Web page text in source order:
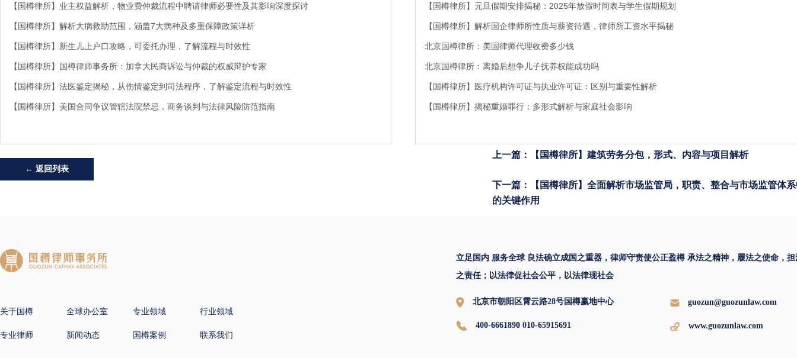
【国樽律所】业主权益解析，物业费仲裁流程中聘请律师必要性及其影响深度探讨
【国樽律所】解析大病救助范围，涵盖7大病种及多重保障政策详析
【国樽律所】新生儿上户口攻略，可委托办理，了解流程与时效性
【国樽律所】国樽律师事务所：加拿大民商诉讼与仲裁的权威辩护专家
【国樽律所】法医鉴定揭秘，从伤情鉴定到司法程序，了解鉴定流程与时效性
【国樽律所】美国合同争议管辖法院禁忌，商务谈判与法律风险防范指南
【国樽律所】元旦假期安排揭秘：2025年放假时间表与学生假期规划
【国樽律所】解析国企律师所性质与薪资待遇，律师所工资水平揭秘
北京国樽律所：美国律师代理收费多少钱
北京国樽律所：离婚后想争儿子抚养权能成功吗
【国樽律所】医疗机构许可证与执业许可证：区别与重要性解析
【国樽律所】揭秘重婚罪行：多形式解析与家庭社会影响
← 返回列表
上一篇：【国樽律所】建筑劳务分包，形式、内容与项目解析
下一篇：【国樽律所】全面解析市场监管局，职责、整合与市场监管体
的关键作用
关于国樽 全球办公室 专业领域 行业领域
专业律师 新闻动态 国樽案例 联系我们
立足国内 服务全球 良法确立成国之重器，律师守责使公正盈樽 承法之精神，履法之使命，担
之责任；以法律促社会公平，以法律现社会
北京市朝阳区霄云路28号国樽赢地中心 guozun@guozunlaw.com
400-6661890 010-65915691 www.guozunlaw.com